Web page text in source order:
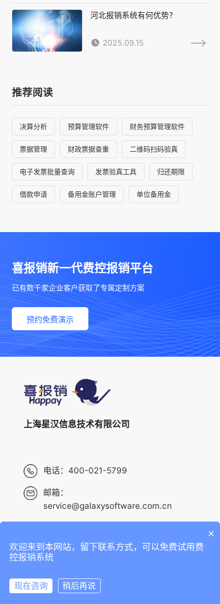
河北报销系统有何优势？
2025.09.15
推荐阅读
决算分析 预算管理软件 财务预算管理软件
票据管理 财政票据查重 二维码扫码验真
电子发票批量查询 发票验真工具 归还期限
借款申请 备用金账户管理 单位备用金
喜报销新一代费控报销平台
已有数千家企业客户获取了专属定制方案
预约免费演示
上海星汉信息技术有限公司
电话： 400-021-5799
邮箱：
service@galaxysoftware.com.cn
Copyright ©2013-2023 上海星汉信息技术有限公司 版权
所有 ALL RIGHTS RESERVED.
沪ICP备14001765号-6
沪公网安备 31010402010073号
×
欢迎来到本网站，留下联系方式，可以免费试用费
控报销系统
现在咨询
稍后再说
在线咨询